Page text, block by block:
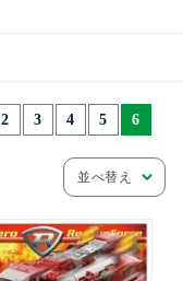
2 3 4 5 6
並べ替え